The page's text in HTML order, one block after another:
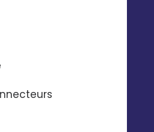
l’import et la mise à
d’une application à